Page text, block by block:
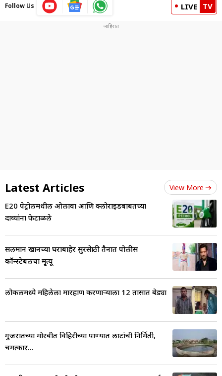
Follow Us LIVE TV
Latest Articles View More
E20 पेट्रोलमधील ओलावा आणि क्लोराइडबाबतच्या
दाव्यांना फेटाळले
सलमान खानच्या घराबाहेर सुरक्षेसाठी तैनात पोलीस
कॉन्स्टेबलचा मृ्त्यू
लोकलमध्ये महिलेला मारहाण करणाऱ्याला 12 तासात बेड्या
गुजरातच्या मोरबीत विहिरीच्या पाण्यात लाटांची निर्मिती,
चमत्कार...